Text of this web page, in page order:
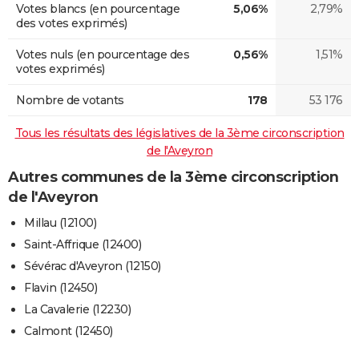
Votes blancs (en pourcentage
des votes exprimés)
5,06% 2,79%
Votes nuls (en pourcentage des
votes exprimés)
0,56% 1,51%
Nombre de votants 178 53 176
Tous les résultats des législatives de la 3ème circonscription
de l'Aveyron
Autres communes de la 3ème circonscription
de l'Aveyron
Millau (12100)
Saint-Affrique (12400)
Sévérac d'Aveyron (12150)
Flavin (12450)
La Cavalerie (12230)
Calmont (12450)